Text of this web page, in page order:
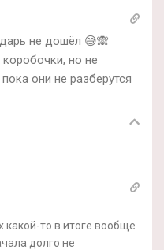
не дошёл 😅🙈
но не
они не разберутся
какой-то в итоге вообще
долго не